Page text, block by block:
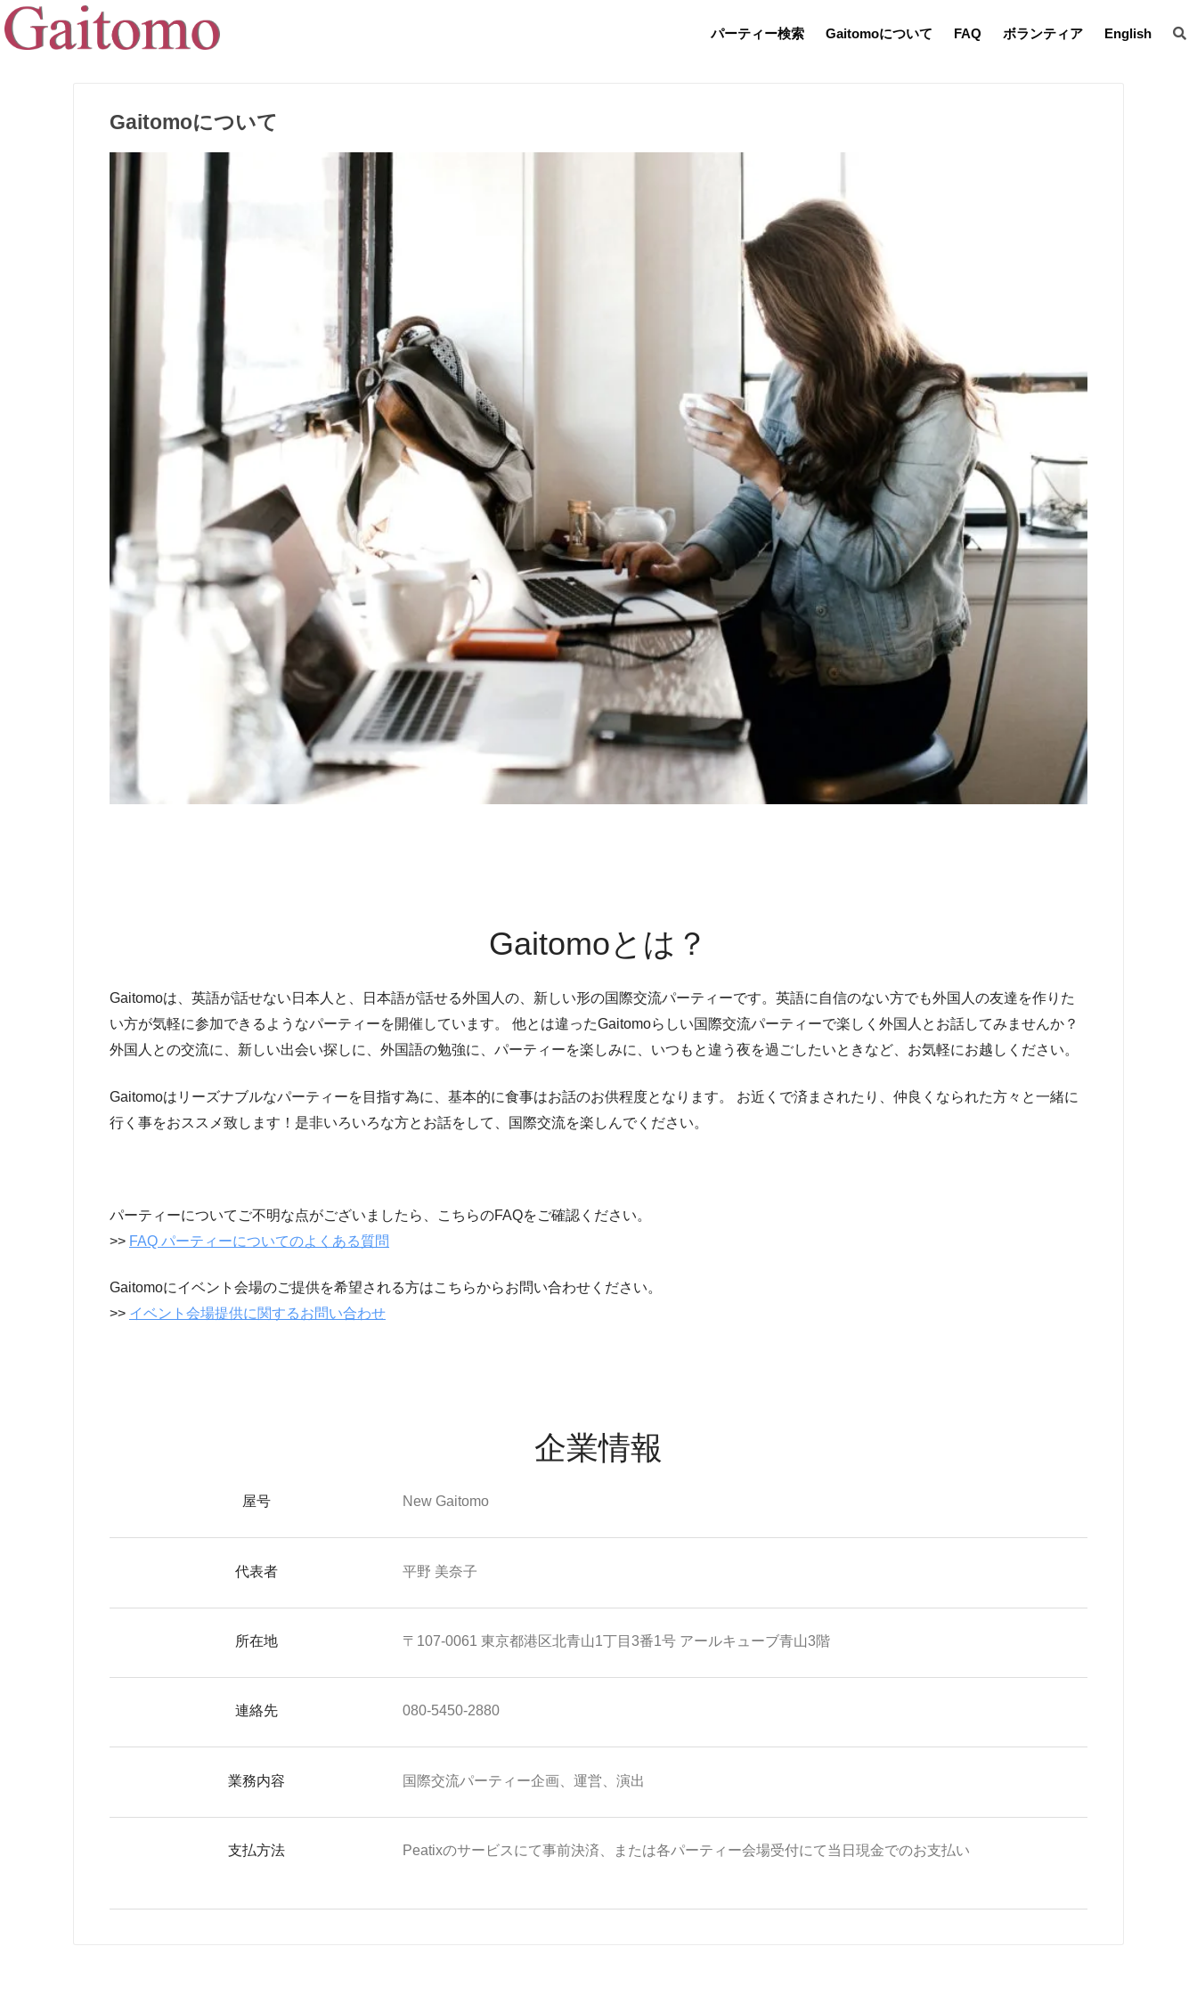
パーティー検索 Gaitomoについて FAQ ボランティア English
Gaitomoについて
Gaitomoとは？
Gaitomoは、英語が話せない日本人と、日本語が話せる外国人の、新しい形の国際交流パーティーです。英語に自信のない方でも外国人の友達を作りた
い方が気軽に参加できるようなパーティーを開催しています。 他とは違ったGaitomoらしい国際交流パーティーで楽しく外国人とお話してみませんか？
外国人との交流に、新しい出会い探しに、外国語の勉強に、パーティーを楽しみに、いつもと違う夜を過ごしたいときなど、お気軽にお越しください。
Gaitomoはリーズナブルなパーティーを目指す為に、基本的に食事はお話のお供程度となります。 お近くで済まされたり、仲良くなられた方々と一緒に
行く事をおススメ致します！是非いろいろな方とお話をして、国際交流を楽しんでください。
パーティーについてご不明な点がございましたら、こちらのFAQをご確認ください。
>> FAQ パーティーについてのよくある質問
Gaitomoにイベント会場のご提供を希望される方はこちらからお問い合わせください。
>> イベント会場提供に関するお問い合わせ
企業情報
屋号 New Gaitomo
代表者 平野 美奈子
所在地 〒107-0061 東京都港区北青山1丁目3番1号 アールキューブ青山3階
連絡先 080-5450-2880
業務内容 国際交流パーティー企画、運営、演出
支払方法 Peatixのサービスにて事前決済、または各パーティー会場受付にて当日現金でのお支払い